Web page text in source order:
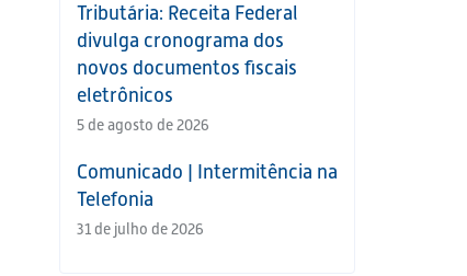
Tributária: Receita Federal
divulga cronograma dos
novos documentos fiscais
eletrônicos
5 de agosto de 2026
Comunicado | Intermitência na
Telefonia
31 de julho de 2026